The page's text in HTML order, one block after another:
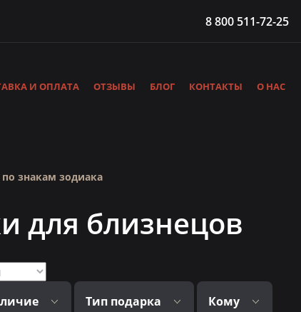
8 800 511-72-25
И ОПЛАТА ОТЗЫВЫ БЛОГ КОНТАКТЫ О НАС
знакам зодиака
для близнецов
Тип подарка Кому